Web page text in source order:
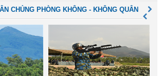
CHỦNG PHÒNG KHÔNG - KHÔNG QUÂN